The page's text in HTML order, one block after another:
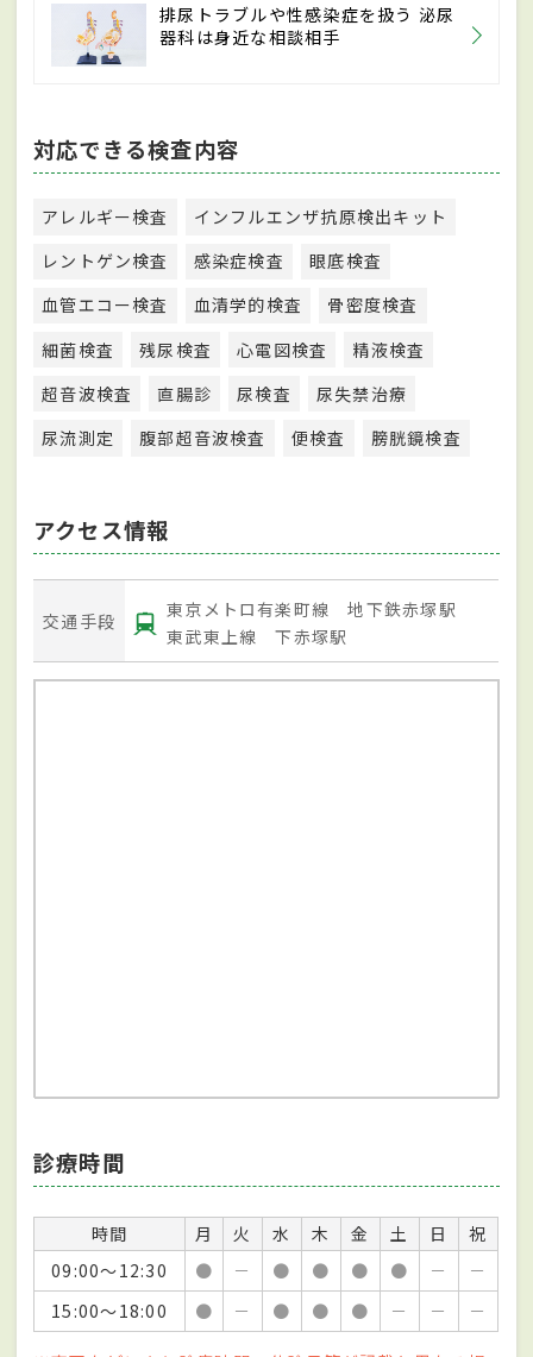
排尿トラブルや性感染症を扱う 泌尿
器科は身近な相談相手
対応できる検査内容
アレルギー検査
インフルエンザ抗原検出キット
レントゲン検査
感染症検査
眼底検査
血管エコー検査
血清学的検査
骨密度検査
細菌検査
残尿検査 心電図検査
精液検査
超音波検査
直腸診 尿検査
尿失禁治療
尿流測定
腹部超音波検査 便検査 膀胱鏡検査
アクセス情報
交通手段
東京メトロ有楽町線 地下鉄赤塚駅
東武東上線 下赤塚駅
診療時間
時間 月 火 水 木 金 土 日
祝
09:00～12:30
● － ● ● ● ● －
－
15:00～18:00
● － ● ● ● － － －